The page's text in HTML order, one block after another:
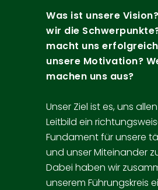
Was ist unsere
wir die
macht uns
unsere Motivation?
machen uns aus?
Unser Ziel ist es, uns
Leitbild ein
Fundament für unsere
und unser Miteinander
Dabei haben wir
unserem Führungskreis